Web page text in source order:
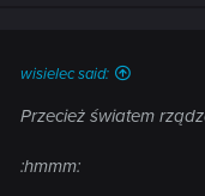
wisielec said:
Przecież światem
:hmmm: